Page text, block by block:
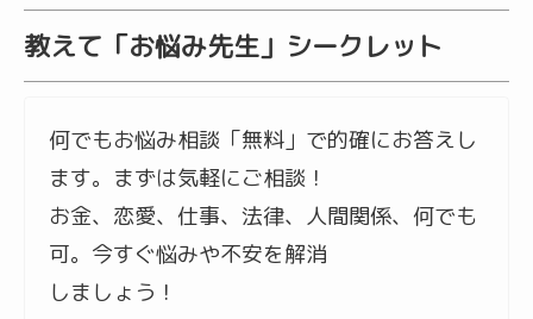
教えて「お悩み先生」シークレット
何でもお悩み相談「無料」で的確にお答えし
ます。まずは気軽にご相談！
お金、恋愛、仕事、法律、人間関係、何でも
可。今すぐ悩みや不安を解消
しましょう！